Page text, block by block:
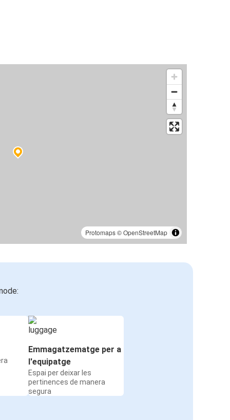
Protomaps©OpenStreetMap
Emmagatzematge per a
l'equipatge
Espai per deixar les
pertinences de manera
segura